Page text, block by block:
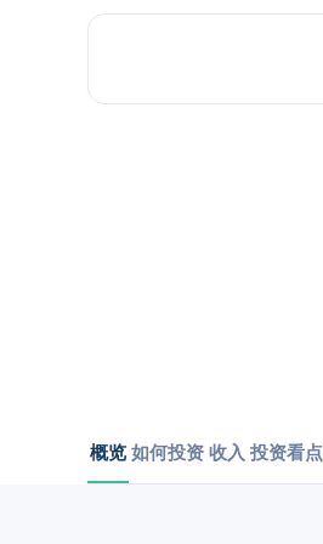
概览 如何投资 收入 投资看点